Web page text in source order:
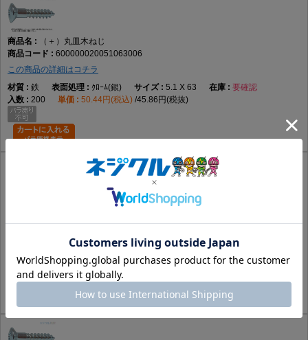
（＋）丸皿木ねじ
600000020051063006
この商品の詳細はコチラ
鉄
ｸﾛｰﾑ(銀) 5.1 X 63
要確認
200
50.44円(税込) 45.86円(税抜)
GB(茶) 5.1 X 63
要確認
200
32.16円(税込) 29.24円(税抜)